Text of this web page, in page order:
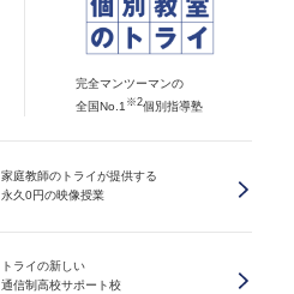
完全マンツーマンの
全国No.1 ※2個別指導塾
家庭教師のトライが提供する
永久0円の映像授業
トライの新しい
通信制高校サポート校